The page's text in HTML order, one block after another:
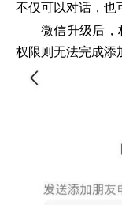
不仅可以对话，也
微信升级后，
权限则无法完成添